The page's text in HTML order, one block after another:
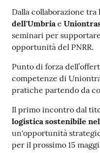
Seguici
su
Dalla collaborazione tra
dell'Umbria e
seminari per
opportunità del PNRR.
Punto di forza
competenze di
pratiche partendo da
Il primo incontro dal
logistica sostenibile
un'opportunità
per il prossimo 15